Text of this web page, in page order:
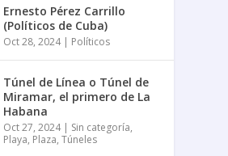
Ernesto Pérez Carrillo
(Políticos de Cuba)
Oct 28, 2024| Políticos
Túnel de Línea o Túnel de
Miramar, el primero de La
Habana
Oct 27, 2024| Sin categoría,
Playa, Plaza,Túneles